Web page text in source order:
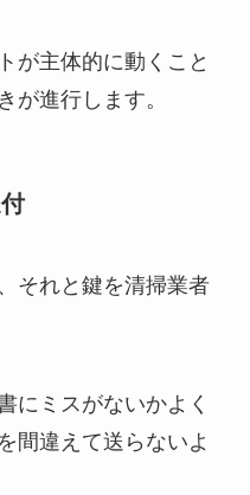
が主体的に動くこと
が進行します。
それと鍵を清掃業者
にミスがないかよく
間違えて送らないよ